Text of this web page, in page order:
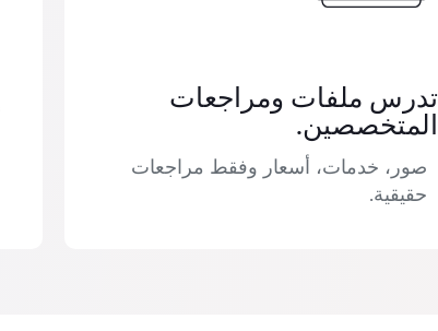
تدرس ملفات ومراجعات
المتخصصين.
صور، خدمات، أسعار وفقط مراجعات
حقيقية.